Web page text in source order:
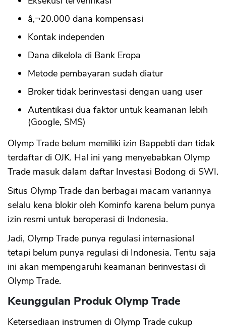
â‚¬20.000 dana kompensasi
Kontak independen
Dana dikelola di Bank Eropa
Metode pembayaran sudah diatur
Broker tidak berinvestasi dengan uang user
Autentikasi dua faktor untuk keamanan lebih
(Google, SMS)
Olymp Trade belum memiliki izin Bappebti dan tidak
terdaftar di OJK. Hal ini yang menyebabkan Olymp
Trade masuk dalam daftar Investasi Bodong di SWI.
Situs Olymp Trade dan berbagai macam variannya
selalu kena blokir oleh Kominfo karena belum punya
izin resmi untuk beroperasi di Indonesia.
Jadi, Olymp Trade punya regulasi internasional
tetapi belum punya regulasi di Indonesia. Tentu saja
ini akan mempengaruhi keamanan berinvestasi di
Olymp Trade.
Keunggulan Produk Olymp Trade
Ketersediaan instrumen di Olymp Trade cukup